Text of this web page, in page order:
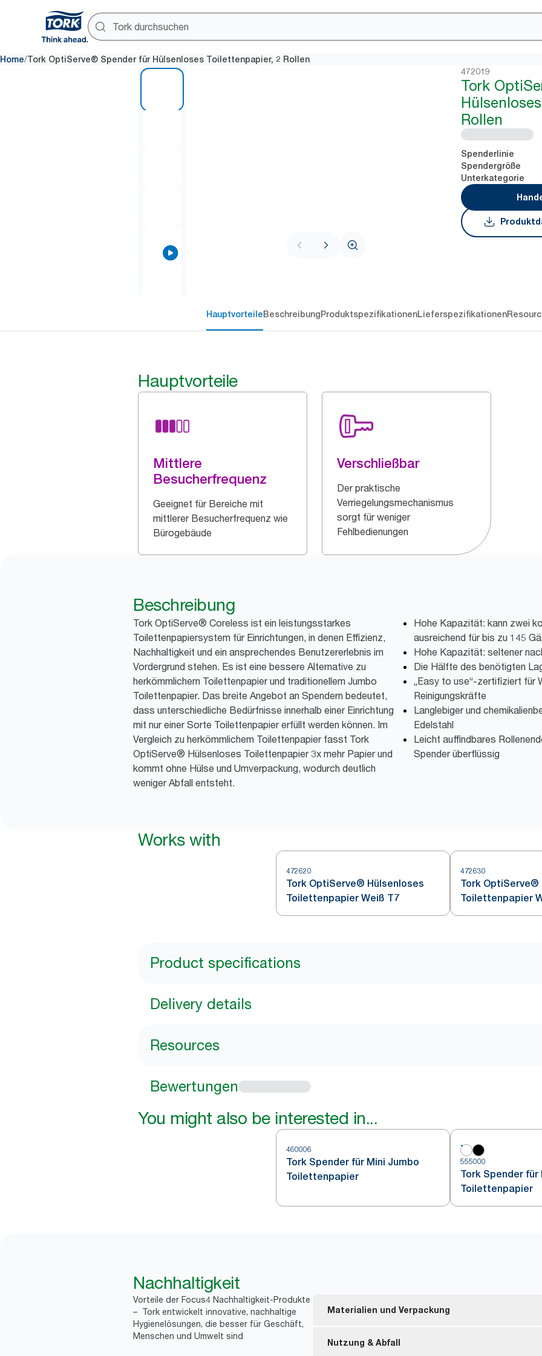
Home/Tork OptiServe® Spender für Hülsenloses Toilettenpapier, 2 Rollen
472019
Tork
Rollen
Spenderlinie
Spendergröße
Unterkategorie
HauptvorteileBeschreibungProduktspezifikationenLieferspezifikationen
Hauptvorteile
Mittlere
Besucherfrequenz
Geeignet für Bereiche mit
mittlerer Besucherfrequenz wie
Bürogebäude
Verschließbar
Der praktische
Verriegelungsmechanismus
sorgt für weniger
Fehlbedienungen
Beschreibung
Tork OptiServe® Coreless ist ein leistungsstarkes
Toilettenpapiersystem für Einrichtungen, in denen Effizienz,
Nachhaltigkeit und ein ansprechendes Benutzererlebnis im
Vordergrund stehen. Es ist eine bessere Alternative zu
herkömmlichem Toilettenpapier und traditionellem Jumbo
Toilettenpapier. Das breite Angebot an Spendern bedeutet,
dass unterschiedliche Bedürfnisse innerhalb einer Einrichtung
mit nur einer Sorte Toilettenpapier erfüllt werden können. Im
Vergleich zu herkömmlichem Toilettenpapier fasst Tork
OptiServe® Hülsenloses Toilettenpapier 3x mehr Papier und
kommt ohne Hülse und Umverpackung, wodurch deutlich
weniger Abfall entsteht.
Hohe Kapazität: kann zwei
ausreichend für bis zu 145
Hohe Kapazität: seltener
Die Hälfte des benötigten
„Easy to use“-zertifiziert für
Reinigungskräfte
Langlebiger und
Edelstahl
Leicht auffindbares
Spender überflüssig
Works with
472620
Tork OptiServe® Hülsenloses
Toilettenpapier Weiß T7
472630
Tork OptiServe®
Toilettenpapier
Product specifications
Delivery details
Resources
Bewertungen
You might also be interested in...
460006
Tork Spender für Mini Jumbo
Toilettenpapier
555000
Tork Spender für
Toilettenpapier
Nachhaltigkeit
Vorteile der Focus4 Nachhaltigkeit-Produkte
– Tork entwickelt innovative, nachhaltige
Hygienelösungen, die besser für Geschäft,
Menschen und Umwelt sind
Materialien und Verpackung
Nachfüllmaterial mit FSC®-Zertifizierung –
Nutzung & Abfall